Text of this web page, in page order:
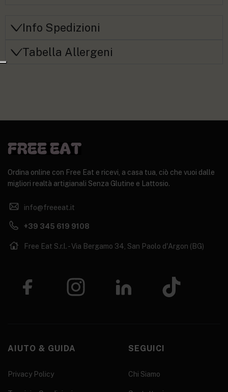
Info Spedizioni
Tabella Allergeni
Ordina online con Free Eat e ricevi, a casa tua, ciò che vuoi dalle
migliori realtà artigianali Senza Glutine e Lattosio.
info@freeeat.it
+39 345 619 9108
Free Eat S.r.l. - Via Bergamo 34, San Paolo d'Argon (BG)
AIUTO & GUIDA
Privacy Policy
SEGUICI
Chi Siamo